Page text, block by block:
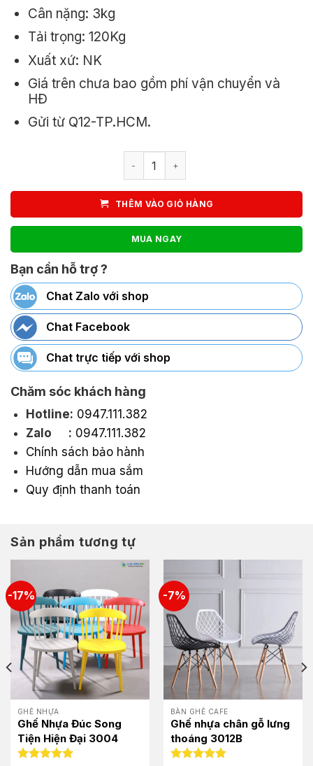
Cân nặng: 3kg
Tải trọng: 120Kg
Xuất xứ: NK
Giá trên chưa bao gồm phí vận chuyển và
HĐ
Gửi từ Q12-TP.HCM.
Ghế Xếp Camping Cafe Câu Cá Size
THÊM VÀO GIỎ HÀNG
MUA NGAY
Bạn cần hỗ trợ ?
Chat Zalo với shop
Chat Facebook
Chat trực tiếp với shop
Chăm sóc khách hàng
Hotline: 0947.111.382
Zalo : 0947.111.382
Chính sách bảo hành
Hướng dẫn mua sắm
Quy định thanh toán
Sản phẩm tương tự
-17%
GHẾ NHỰA
Ghế Nhựa Đúc Song
Tiện Hiện Đại 3004
-7%
BÀN GHẾ CAFE
Ghế nhựa chân gỗ lưng
thoáng 3012B